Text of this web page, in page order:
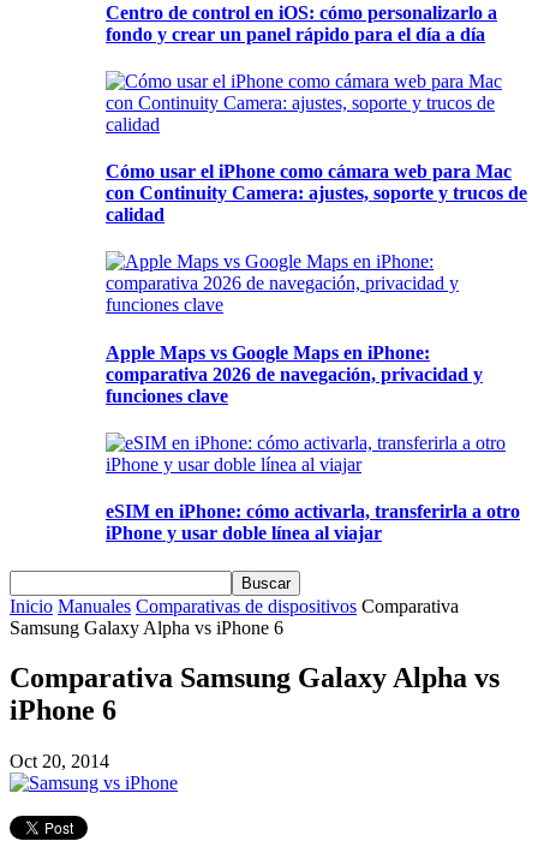
Centro de control en iOS: cómo personalizarlo a
fondo y crear un panel rápido para el día a día
Cómo usar el iPhone como cámara web para Mac
con Continuity Camera: ajustes, soporte y trucos de
calidad
Apple Maps vs Google Maps en iPhone:
comparativa 2026 de navegación, privacidad y
funciones clave
eSIM en iPhone: cómo activarla, transferirla a otro
iPhone y usar doble línea al viajar
Inicio Manuales Comparativas de dispositivos Comparativa
Samsung Galaxy Alpha vs iPhone 6
Comparativa Samsung Galaxy Alpha vs
iPhone 6
Oct 20, 2014